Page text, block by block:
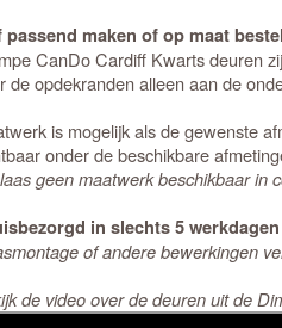
passend maken of op maat
CanDo Cardiff Kwarts deuren
de opdekranden alleen aan de
is mogelijk als de gewenste
onder de beschikbare
geen maatwerk beschikbaar in
in slechts 5 werkdagen
of andere bewerkingen
de video over de deuren uit de